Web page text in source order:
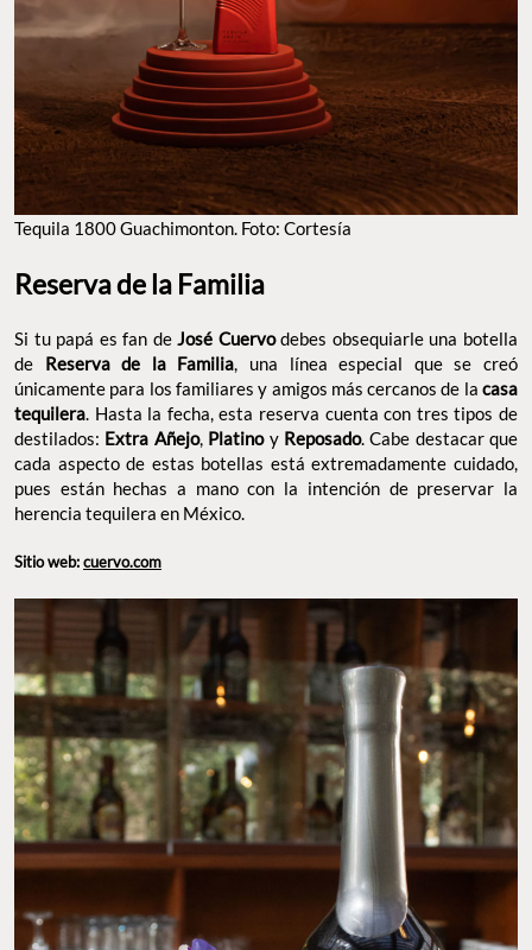
Tequila 1800 Guachimonton. Foto: Cortesía
Reserva de la Familia
Si tu papá es fan de José Cuervodebes obsequiarle una botella
de Reserva de la Familia , una línea especial que se creó
únicamente para los familiares y amigos más cercanos de la casa
tequilera . Hasta la fecha, esta reserva cuenta con tres tipos de
destilados: Extra Añejo, Platinoy Reposado. Cabe destacar que
cada aspecto de estas botellas está extremadamente cuidado,
pues están hechas a mano con la intención de preservar la
herencia tequilera en México.
Sitio web:cuervo.com